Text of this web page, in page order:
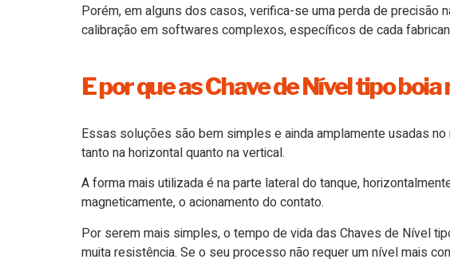
Porém, em alguns dos casos, verifica-se uma perda de precisão
calibração em softwares complexos, específicos de cada
E por que as Chave de Nível tipo
Essas soluções são bem simples e ainda amplamente usadas
tanto na horizontal quanto na vertical.
A forma mais utilizada é na parte lateral do tanque,
magneticamente, o acionamento do contato.
Por serem mais simples, o tempo de vida das Chaves de Nível
muita resistência. Se o seu processo não requer um nível mais